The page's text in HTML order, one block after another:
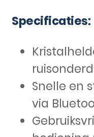
Specificaties:
Snelle en
via